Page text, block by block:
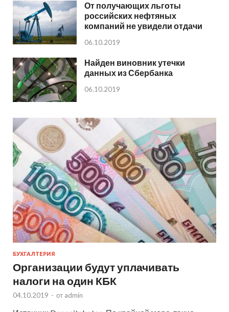
От получающих льготы
российских нефтяных
компаний не увидели отдачи
06.10.2019
Найден виновник утечки
данных из Сбербанка
06.10.2019
БУХГАЛТЕРИЯ
Организации будут уплачивать
налоги на один КБК
04.10.2019 - от admin